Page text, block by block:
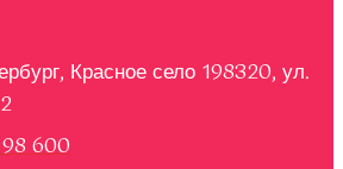
Красное село 198320, ул.
600